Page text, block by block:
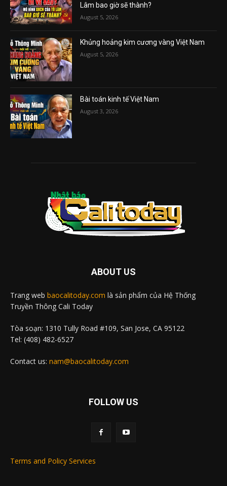
Lâm bao giờ sẽ thành?
August 5, 2026
Khủng hoảng kim cương vàng Việt Nam
August 5, 2026
Bài toán kinh tế Việt Nam
August 3, 2026
ABOUT US
Trang web baocalitoday.com là sản phẩm của Hệ Thống
Truyền Thông Cali Today
Tòa soạn: 1310 Tully Road #109, San Jose, CA 95122
Tel: (408) 482-6527
Contact us: nam@baocalitoday.com
FOLLOW US
Terms and Policy Services